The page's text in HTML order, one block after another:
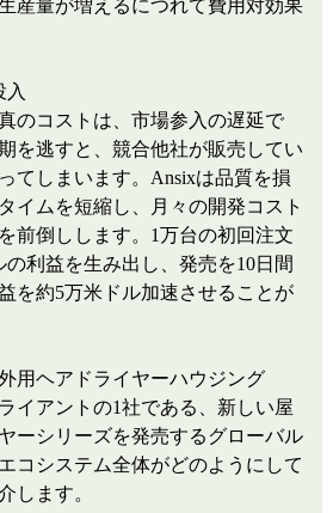
産量が増えるにつれて費用対効果
入
のコストは、市場参入の遅延で
を逃すと、競合他社が販売してい
てしまいます。Ansixは品質を損
イムを短縮し、月々の開発コスト
前倒しします。1万台の初回注文
の利益を生み出し、発売を10日間
を約5万米ドル加速させることが
用ヘアドライヤーハウジング
イアントの1社である、新しい屋
ーシリーズを発売するグローバル
コシステム全体がどのようにして
します。